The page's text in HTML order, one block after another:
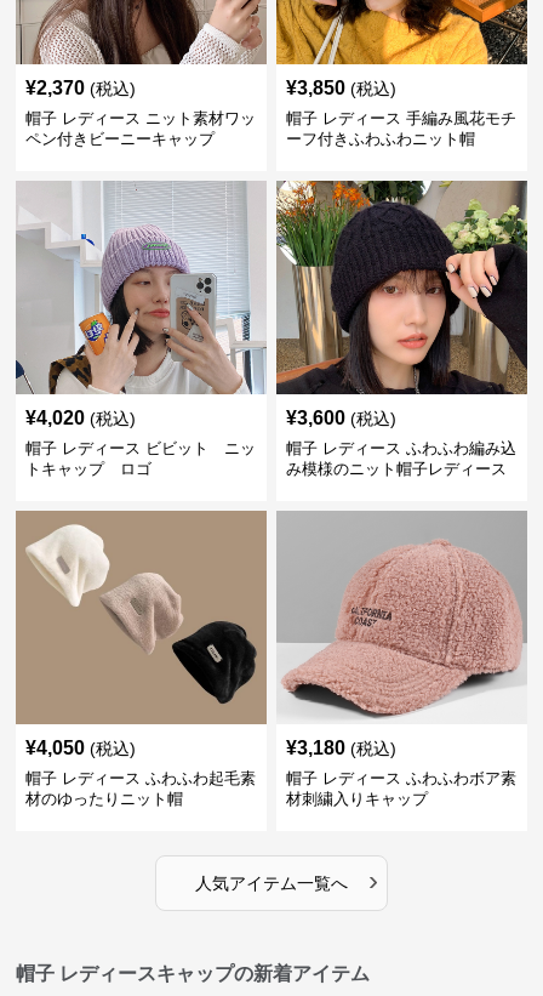
¥2,370 (税込)
帽子 レディース ニット素材ワッ
ペン付きビーニーキャップ
¥3,850 (税込)
帽子 レディース 手編み風花モチ
ーフ付きふわふわニット帽
¥4,020 (税込)
帽子 レディース ビビット ニッ
トキャップ ロゴ
¥3,600 (税込)
帽子 レディース ふわふわ編み込
み模様のニット帽子レディース
¥4,050 (税込)
帽子 レディース ふわふわ起毛素
材のゆったりニット帽
¥3,180 (税込)
帽子 レディース ふわふわボア素
材刺繍入りキャップ
人気アイテム一覧へ ›
帽子 レディースキャップの新着アイテム